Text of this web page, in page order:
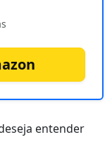
entender